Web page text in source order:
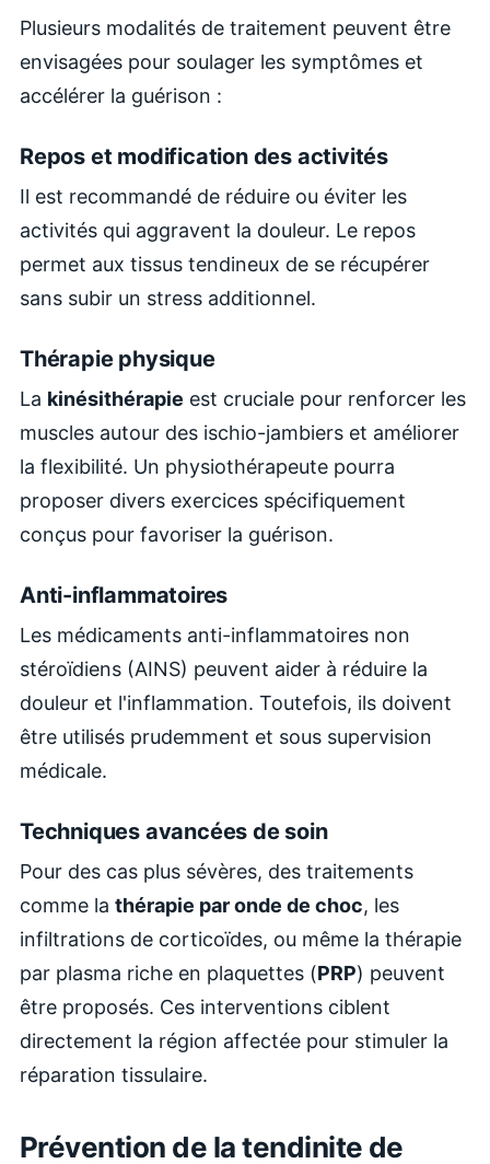
Plusieurs modalités de traitement peuvent être
envisagées pour soulager les symptômes et
accélérer la guérison :
Repos et modification des activités
Il est recommandé de réduire ou éviter les
activités qui aggravent la douleur. Le repos
permet aux tissus tendineux de se récupérer
sans subir un stress additionnel.
Thérapie physique
La kinésithérapie est cruciale pour renforcer les
muscles autour des ischio-jambiers et améliorer
la flexibilité. Un physiothérapeute pourra
proposer divers exercices spécifiquement
conçus pour favoriser la guérison.
Anti-inflammatoires
Les médicaments anti-inflammatoires non
stéroïdiens (AINS) peuvent aider à réduire la
douleur et l'inflammation. Toutefois, ils doivent
être utilisés prudemment et sous supervision
médicale.
Techniques avancées de soin
Pour des cas plus sévères, des traitements
comme la thérapie par onde de choc, les
infiltrations de corticoïdes, ou même la thérapie
par plasma riche en plaquettes (PRP) peuvent
être proposés. Ces interventions ciblent
directement la région affectée pour stimuler la
réparation tissulaire.
Prévention de la tendinite de